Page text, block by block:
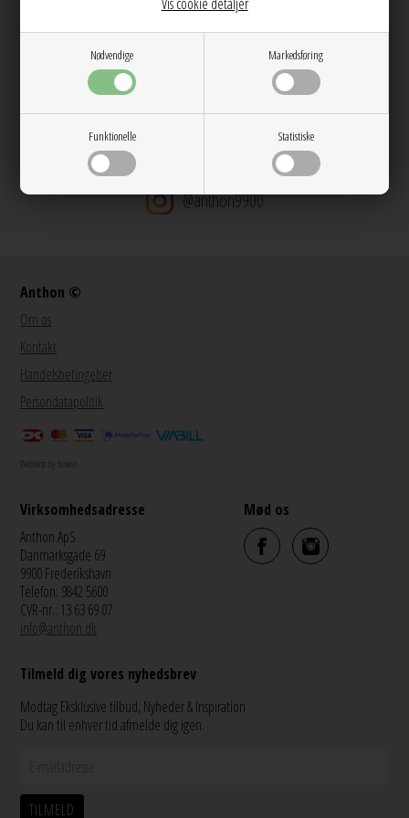
Nødvendige Markedsføring
Funktionelle Statistiske
Stor kundetilfredshed
Gratis ombytning
@anthon9900
Anthon ©
Om os
Kontakt
Handelsbetingelser
Persondatapolitik
Webshop by Bewise
Virksomhedsadresse
Anthon ApS
Danmarksgade 69
9900 Frederikshavn
Telefon: 9842 5600
CVR-nr.: 13 63 69 07
info@anthon.dk
Mød os
Tilmeld dig vores nyhedsbrev
Modtag Eksklusive tilbud, Nyheder & Inspiration
Du kan til enhver tid afmelde dig igen.